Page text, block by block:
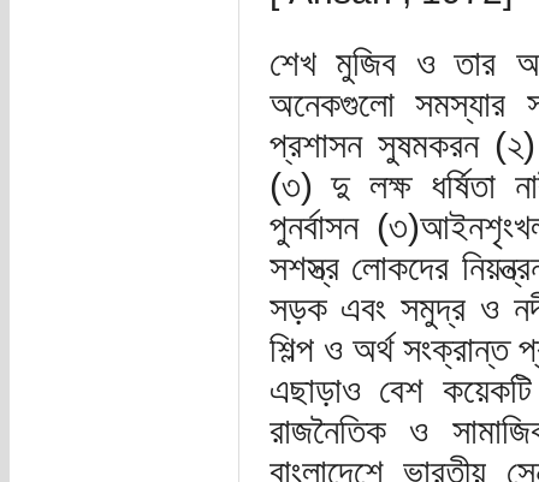
শেখ মুজিব ও তার
অনেকগুলো সমস্যার
প্রশাসন সুষমকরন (২)
(৩) দু লক্ষ ধর্ষিতা
পুনর্বাসন
সশস্ত্র লোকদের
সড়ক এবং সমুদ্র ও
শিল্প ও অর্থ সংক্রান্ত
এছাড়াও বেশ
রাজনৈতিক ও
বাংলাদেশে ভারতীয়